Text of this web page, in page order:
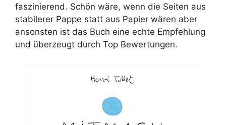
faszinierend. Schön wäre, wenn die Seiten aus
stabilerer Pappe statt aus Papier wären aber
ansonsten ist das Buch eine echte Empfehlung
und überzeugt durch Top Bewertungen.